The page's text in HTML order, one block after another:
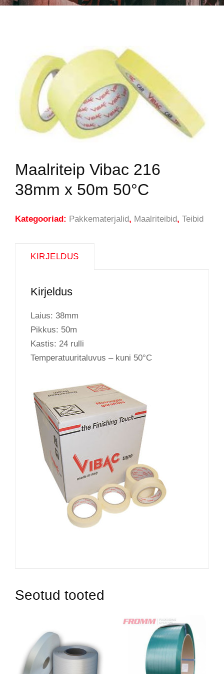
Maalriteip Vibac 216
38mm x 50m 50°C
Kategooriad: Pakkematerjalid, Maalriteibid, Teibid
KIRJELDUS
Kirjeldus
Laius: 38mm
Pikkus: 50m
Kastis: 24 rulli
Temperatuuritaluvus – kuni 50°C
Seotud tooted